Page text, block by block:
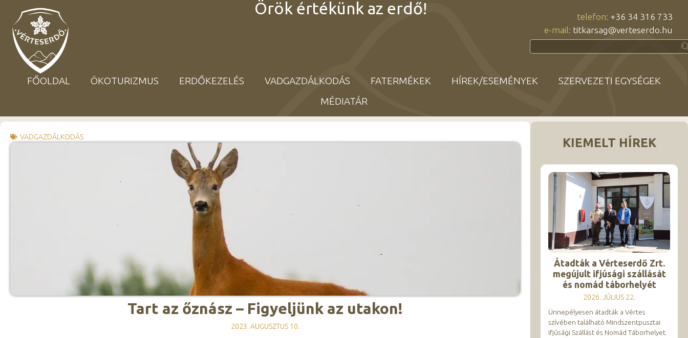
Örök értékünk az erdő! telefon: +36 34 316 733
e-mail: titkarsag@verteserdo.hu
FŐOLDAL ÖKOTURIZMUS ERDŐKEZELÉS VADGAZDÁLKODÁS FATERMÉKEK HÍREK/ESEMÉNYEK
SZERVEZETI EGYSÉGEK
MÉDIATÁR
VADGAZDÁLKODÁS
Tart az őznász – Figyeljünk az utakon!
2023. AUGUSZTUS 10.
KIEMELT HÍREK
Átadták a Vérteserdő Zrt.
megújult ifjúsági szállását
és nomád táborhelyét
2026. JÚLIUS 22.
Ünnepélyesen átadták a Vértes
szívében található Mindszentpusztai
Ifjúsági Szállást és Nomád Táborhelyet.